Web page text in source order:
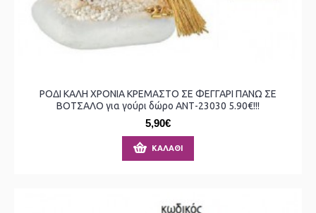
ΡΟΔΙ ΚΑΛΗ ΧΡΟΝΙΑ ΚΡΕΜΑΣΤΟ ΣΕ ΦΕΓΓΑΡΙ ΠΑΝΩ ΣΕ
ΒΟΤΣΑΛΟ για γούρι δώρο ΑΝΤ-23030 5.90€!!!
5,90€
ΚΑΛΆΘΙ